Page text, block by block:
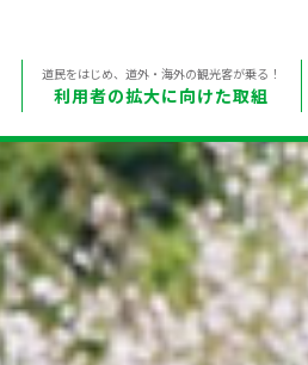
道民をはじめ、道外・海外の観光客が乗る！
利用者の拡大に向けた取組